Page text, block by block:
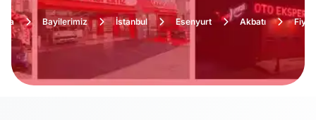
Bayilerimiz İstanbul Esenyurt Akbatı